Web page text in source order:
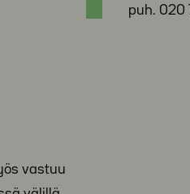
vastuu
puh. 020